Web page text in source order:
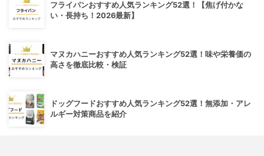
フライパンおすすめ人気ランキング52選！【焦げ付かな
い・長持ち！2026最新】
マヌカハニーおすすめ人気ランキング52選！味や栄養価の
高さを徹底比較・検証
ドッグフードおすすめ人気ランキング52選！無添加・アレ
ルギー対策商品を紹介